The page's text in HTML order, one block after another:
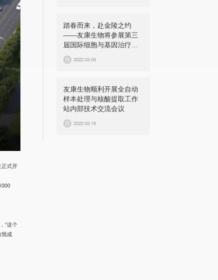
正式开
“这个
我成
踏春而来，赴金陵之约
——友康生物将参展第三
届国际细胞与基因治疗中
国峰会（CGCS 2022）
2022-03-09
友康生物顺利开展全自动
样本处理与核酸提取工作
站内部技术交流会议
2022-03-18